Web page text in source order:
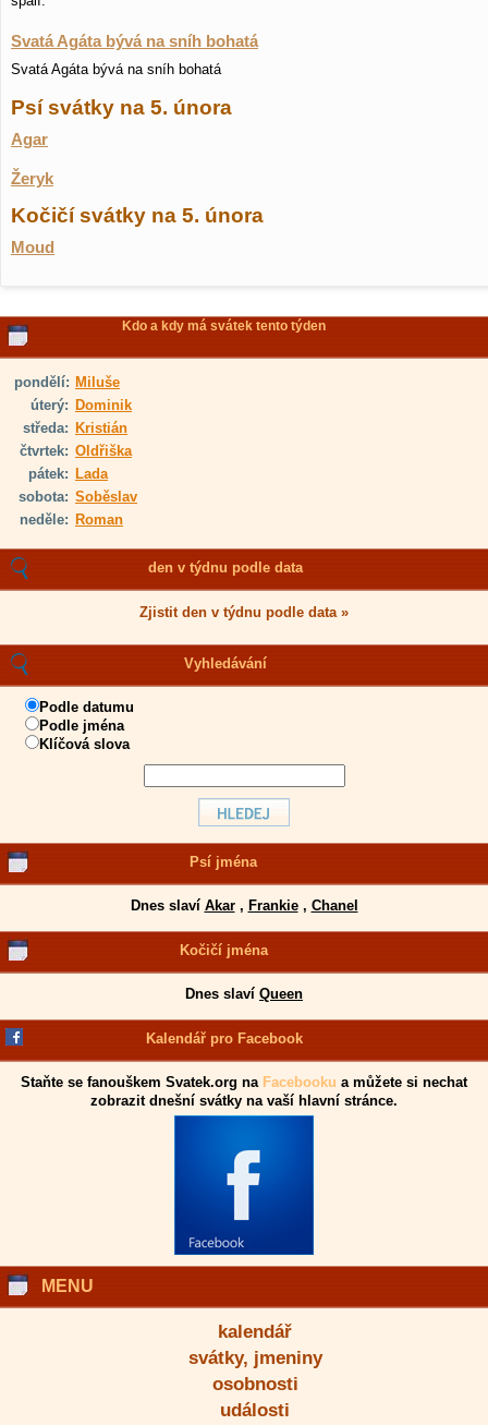
Svatá Agáta bývá na sníh bohatá
Svatá Agáta bývá na sníh bohatá
Psí svátky na 5. února
Agar
Žeryk
Kočičí svátky na 5. února
Moud
Kdo a kdy má svátek tento týden
pondělí: Miluše
úterý: Dominik
středa: Kristián
čtvrtek: Oldřiška
pátek: Lada
sobota: Soběslav
neděle: Roman
den v týdnu podle data
Zjistit den v týdnu podle data »
Vyhledávání
Podle datumu
Podle jména
Klíčová slova
Psí jména
Dnes slaví Akar, Frankie, Chanel
Kočičí jména
Dnes slaví Queen
Kalendář pro Facebook
Staňte se fanouškem Svatek.org na Facebooku a můžete si nechat
zobrazit dnešní svátky na vaší hlavní stránce.
MENU
kalendář
svátky, jmeniny
osobnosti
události